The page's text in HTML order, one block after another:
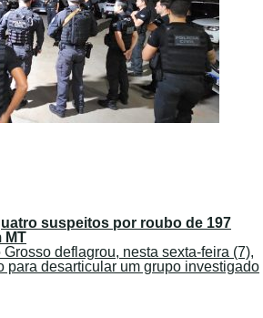
suspeitos por roubo de 197
MT
deflagrou, nesta sexta-feira (7),
para desarticular um grupo investigado